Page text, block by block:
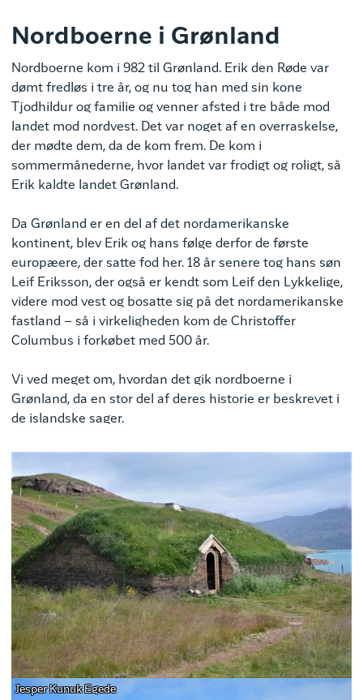
Nordboerne i Grønland
Nordboerne kom i 982 til Grønland. Erik den Røde var
dømt fredløs i tre år, og nu tog han med sin kone
Tjodhildur og familie og venner afsted i tre både mod
landet mod nordvest. Det var noget af en overraskelse,
der mødte dem, da de kom frem. De kom i
sommermånederne, hvor landet var frodigt og roligt, så
Erik kaldte landet Grønland.
Da Grønland er en del af det nordamerikanske
kontinent, blev Erik og hans følge derfor de første
europæere, der satte fod her. 18 år senere tog hans søn
Leif Eriksson, der også er kendt som Leif den Lykkelige,
videre mod vest og bosatte sig på det nordamerikanske
fastland – så i virkeligheden kom de Christoffer
Columbus i forkøbet med 500 år.
Vi ved meget om, hvordan det gik nordboerne i
Grønland, da en stor del af deres historie er beskrevet i
de islandske sager.
Jesper Kunuk Egede